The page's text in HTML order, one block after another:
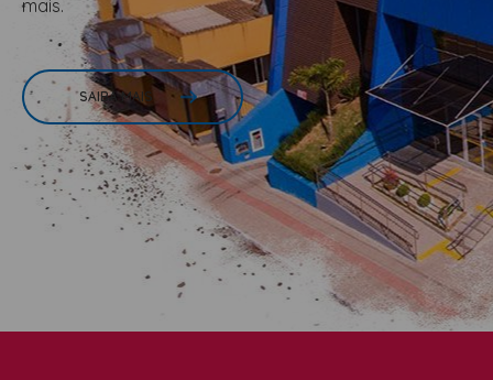
ESTETICA
LAVATORIOS + ACESSORIOS
MACAS
MANICURE
POLTRONAS + ACESSORIOS
mais.
SAIBA MAIS